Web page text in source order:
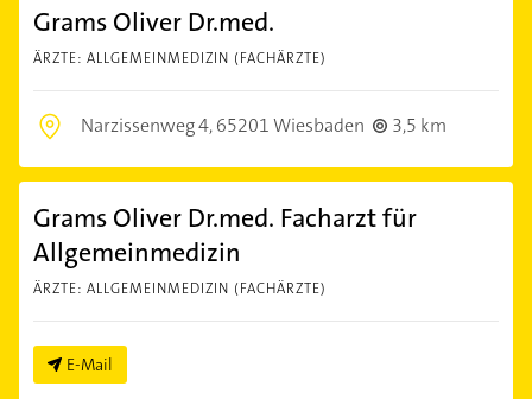
Grams Oliver Dr.med.
ÄRZTE: ALLGEMEINMEDIZIN (FACHÄRZTE)
Narzissenweg 4,65201 Wiesbaden 3,5 km
Grams Oliver Dr.med. Facharzt für
Allgemeinmedizin
ÄRZTE: ALLGEMEINMEDIZIN (FACHÄRZTE)
E-Mail